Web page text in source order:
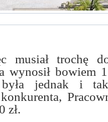
musiał trochę
wynosił bowiem
była jednak i
zł.